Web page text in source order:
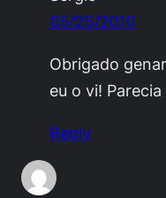
05/25/2010
Obrigado
eu o vi!
Reply